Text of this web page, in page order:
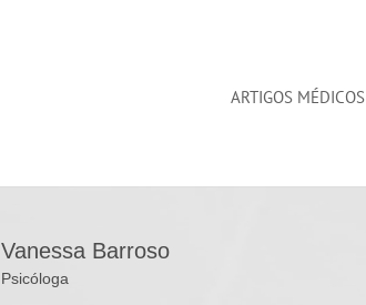
ARTIGOS MÉDICOS
Vanessa Barroso
Psicóloga